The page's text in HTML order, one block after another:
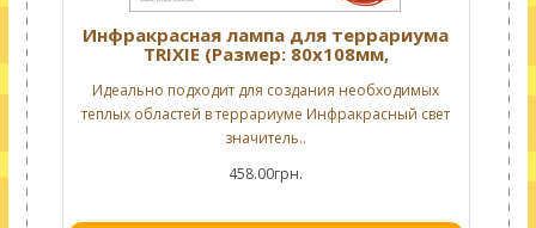
Инфракрасная лампа для террариума
TRIXIE (Размер: 80х108мм,
Идеально подходит для создания необходимых
теплых областей в террариуме Инфракрасный свет
значитель..
458.00грн.